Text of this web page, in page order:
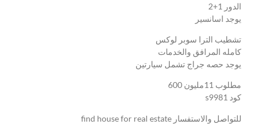
الدور 1+2
يوجد اسانسير
تشطيب الترا سوبر لوكس
كامله المرافق والخدمات
يوجد حصه جراج تشمل سيارتين
مطلوب 11مليون 600
كود s9981
للتواصل والاستفسار find house for real estate